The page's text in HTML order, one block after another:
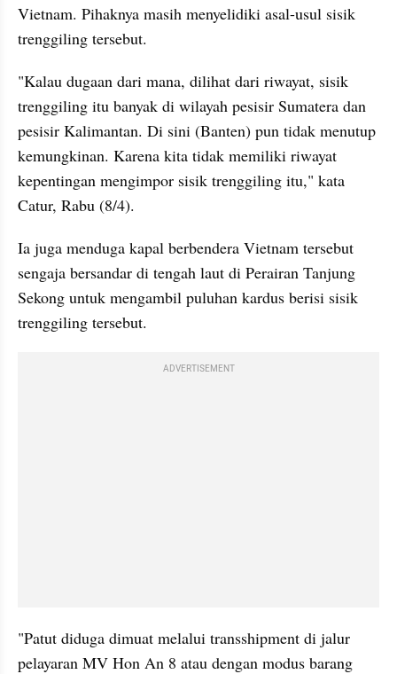
Vietnam. Pihaknya masih menyelidiki asal-usul sisik
trenggiling tersebut.
"Kalau dugaan dari mana, dilihat dari riwayat, sisik
trenggiling itu banyak di wilayah pesisir Sumatera dan
pesisir Kalimantan. Di sini (Banten) pun tidak menutup
kemungkinan. Karena kita tidak memiliki riwayat
kepentingan mengimpor sisik trenggiling itu," kata
Catur, Rabu (8/4).
Ia juga menduga kapal berbendera Vietnam tersebut
sengaja bersandar di tengah laut di Perairan Tanjung
Sekong untuk mengambil puluhan kardus berisi sisik
trenggiling tersebut.
ADVERTISEMENT
"Patut diduga dimuat melalui transshipment di jalur
pelayaran MV Hon An 8 atau dengan modus barang